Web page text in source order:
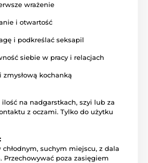
wrażenie
i otwartość
i podkreślać seksapil
siebie w pracy i relacjach
kochanką
na nadgarstkach, szyi lub za
z oczami. Tylko do użytku
chłodnym, suchym miejscu, z dala
Przechowywać poza zasięgiem